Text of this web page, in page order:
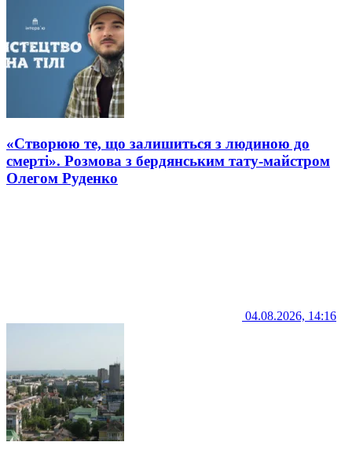
«Створюю те, що залишиться з людиною до
смерті». Розмова з бердянським тату-майстром
Олегом Руденко
04.08.2026, 14:16